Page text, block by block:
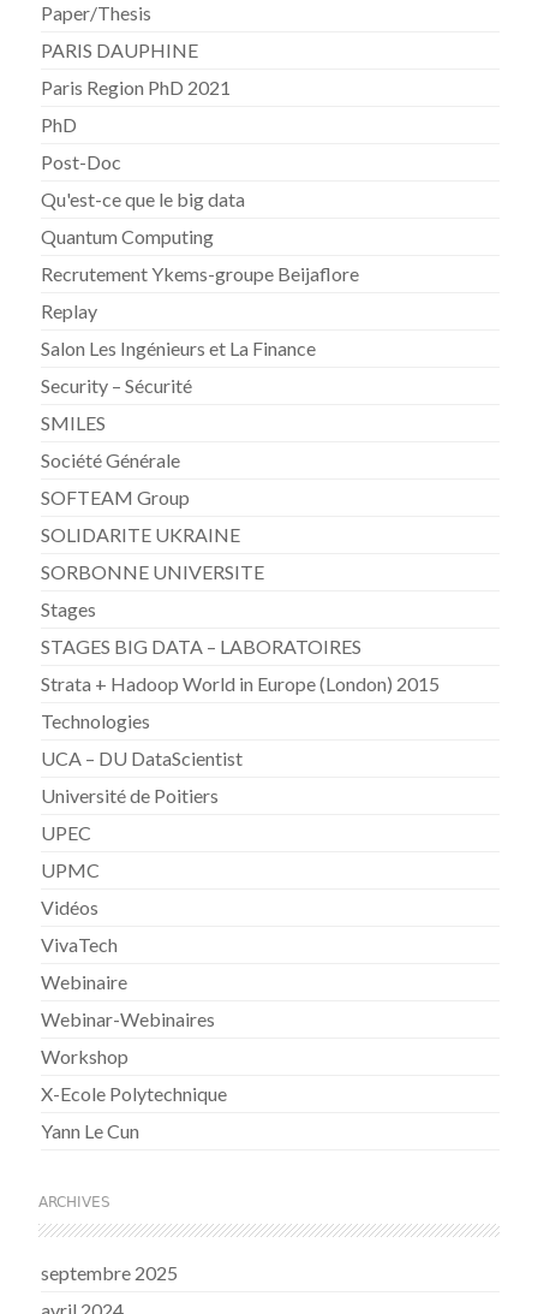
Paper/Thesis
PARIS DAUPHINE
Paris Region PhD 2021
PhD
Post-Doc
Qu'est-ce que le big data
Quantum Computing
Recrutement Ykems-groupe Beijaflore
Replay
Salon Les Ingénieurs et La Finance
Security – Sécurité
SMILES
Société Générale
SOFTEAM Group
SOLIDARITE UKRAINE
SORBONNE UNIVERSITE
Stages
STAGES BIG DATA – LABORATOIRES
Strata + Hadoop World in Europe (London) 2015
Technologies
UCA – DU DataScientist
Université de Poitiers
UPEC
UPMC
Vidéos
VivaTech
Webinaire
Webinar-Webinaires
Workshop
X-Ecole Polytechnique
Yann Le Cun
ARCHIVES
septembre 2025